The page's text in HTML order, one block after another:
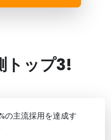
トップ3!
の主流採用を達成す